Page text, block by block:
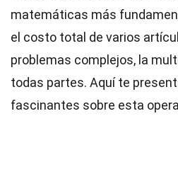
matemáticas más
el costo total de varios
problemas complejos, la
todas partes. Aquí te
fascinantes sobre esta